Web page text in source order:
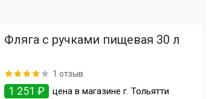
Фляга с ручками пищевая 30 л
1 отзыв
1 251 ₽ цена в магазине г. Тольятти